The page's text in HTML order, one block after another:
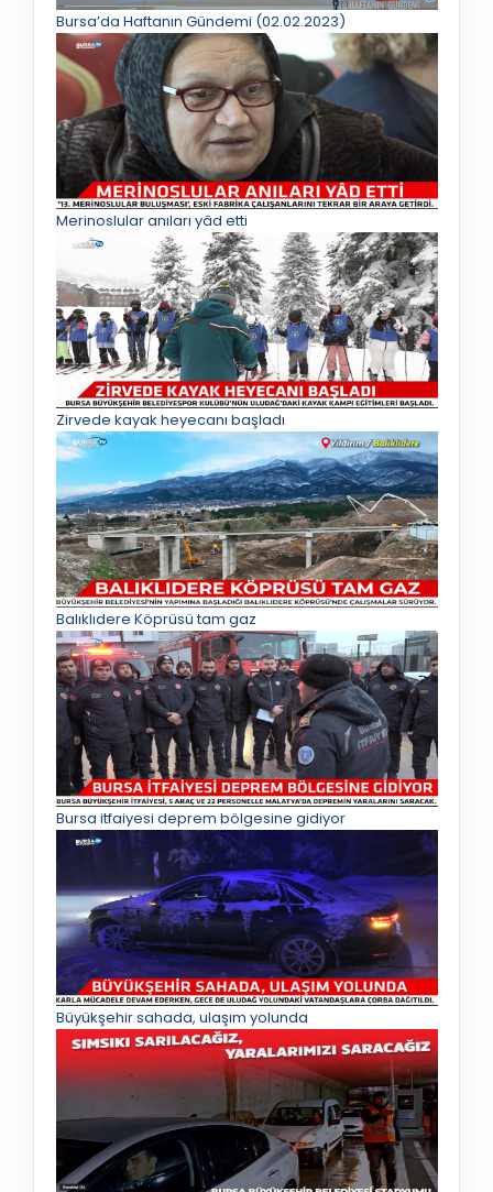
Bursa’da Haftanın Gündemi (02.02.2023)
Merinoslular anıları yâd etti
Zirvede kayak heyecanı başladı
Balıklıdere Köprüsü tam gaz
Bursa itfaiyesi deprem bölgesine gidiyor
Büyükşehir sahada, ulaşım yolunda